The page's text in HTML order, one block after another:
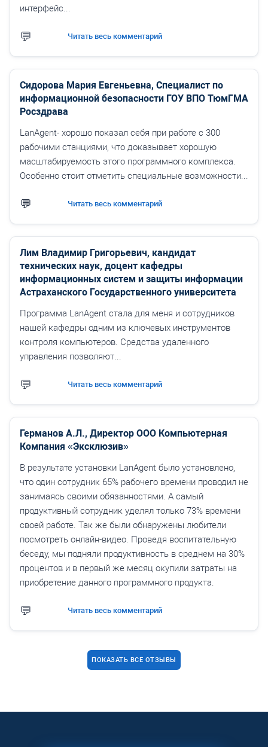
интерфейс...
Читать весь комментарий
Сидорова Мария Евгеньевна, Специалист по
информационной безопасности ГОУ ВПО ТюмГМА
Росздрава
LanAgent- хорошо показал себя при работе с 300
рабочими станциями, что доказывает хорошую
масштабируемость этого программного комплекса.
Особенно стоит отметить специальные возможности...
Читать весь комментарий
Лим Владимир Григорьевич, кандидат
технических наук, доцент кафедры
информационных систем и защиты информации
Астраханского Государственного университета
Программа LanAgent стала для меня и сотрудников
нашей кафедры одним из ключевых инструментов
контроля компьютеров. Средства удаленного
управления позволяют...
Читать весь комментарий
Германов А.Л., Директор ООО Компьютерная
Компания «Эксклюзив»
В результате установки LanAgent было установлено,
что один сотрудник 65% рабочего времени проводил не
занимаясь своими обязанностями. А самый
продуктивный сотрудник уделял только 73% времени
своей работе. Так же были обнаружены любители
посмотреть онлайн-видео. Проведя воспитательную
беседу, мы подняли продуктивность в среднем на 30%
процентов и в первый же месяц окупили затраты на
приобретение данного программного продукта.
Читать весь комментарий
ПОКАЗАТЬ ВСЕ ОТЗЫВЫ